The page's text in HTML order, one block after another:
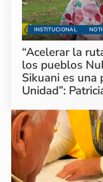
INSTITUCIONAL
“Acelerar la
los pueblos
Sikuani es una
Unidad”: